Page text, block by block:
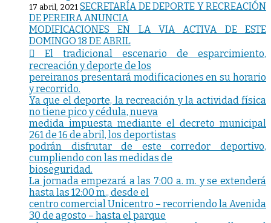
17 abril, 2021 SECRETARÍA DE DEPORTE Y RECREACIÓN
DE PEREIRA ANUNCIA
MODIFICACIONES EN LA VIA ACTIVA DE ESTE
DOMINGO 18 DE ABRIL
 El tradicional escenario de esparcimiento,
recreación y deporte de los
pereiranos presentará modificaciones en su horario
y recorrido.
Ya que el deporte, la recreación y la actividad física
no tiene pico y cédula, nueva
medida impuesta mediante el decreto municipal
261 de 16 de abril, los deportistas
podrán disfrutar de este corredor deportivo,
cumpliendo con las medidas de
bioseguridad.
La jornada empezará a las 7:00 a. m. y se extenderá
hasta las 12:00 m., desde el
centro comercial Unicentro – recorriendo la Avenida
30 de agosto – hasta el parque